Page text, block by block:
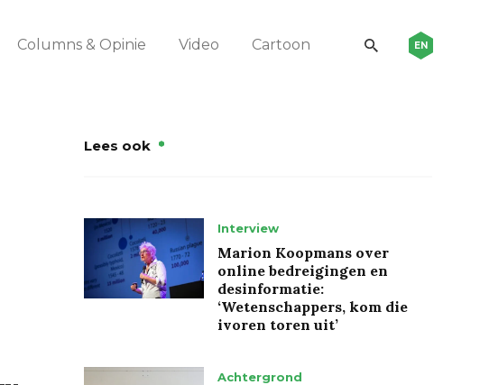
Columns & Opinie Video Cartoon EN
Lees ook
Interview
Marion Koopmans over
online bedreigingen en
desinformatie:
‘Wetenschappers, kom die
ivoren toren uit’
Achtergrond